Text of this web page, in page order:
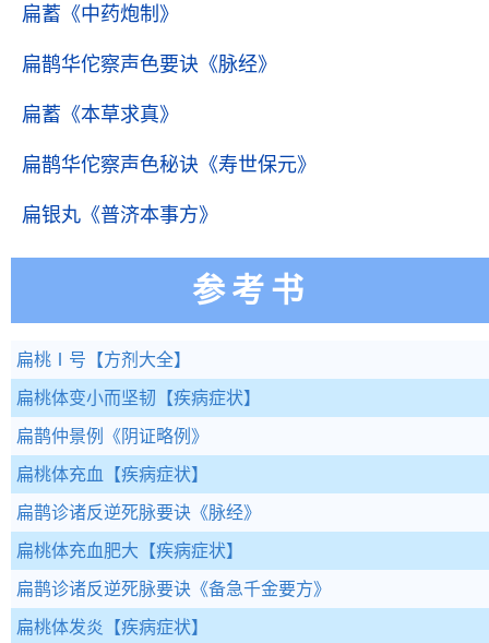
扁蓄 《中药炮制》
扁鹊华佗察声色要诀 《脉经》
扁蓄 《本草求真》
扁鹊华佗察声色秘诀 《寿世保元》
扁银丸 《普济本事方》
参考书
扁桃Ⅰ号 【方剂大全】
扁桃体变小而坚韧 【疾病症状】
扁鹊仲景例 《阴证略例》
扁桃体充血 【疾病症状】
扁鹊诊诸反逆死脉要诀 《脉经》
扁桃体充血肥大 【疾病症状】
扁鹊诊诸反逆死脉要诀 《备急千金要方》
扁桃体发炎 【疾病症状】